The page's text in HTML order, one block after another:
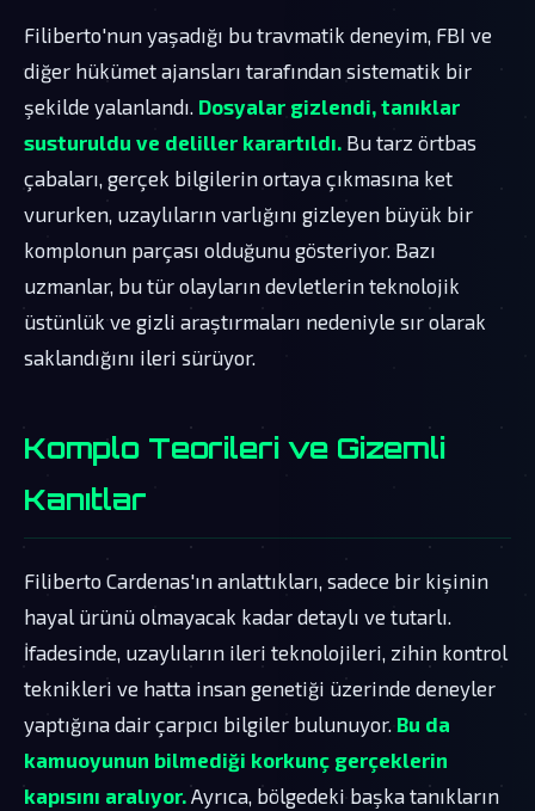
Filiberto'nun yaşadığı bu travmatik deneyim, FBI ve
diğer hükümet ajansları tarafından sistematik bir
şekilde yalanlandı. Dosyalar gizlendi, tanıklar
susturuldu ve deliller karartıldı. Bu tarz örtbas
çabaları, gerçek bilgilerin ortaya çıkmasına ket
vururken, uzaylıların varlığını gizleyen büyük bir
komplonun parçası olduğunu gösteriyor. Bazı
uzmanlar, bu tür olayların devletlerin teknolojik
üstünlük ve gizli araştırmaları nedeniyle sır olarak
saklandığını ileri sürüyor.
Komplo Teorileri ve Gizemli
Kanıtlar
Filiberto Cardenas'ın anlattıkları, sadece bir kişinin
hayal ürünü olmayacak kadar detaylı ve tutarlı.
İfadesinde, uzaylıların ileri teknolojileri, zihin kontrol
teknikleri ve hatta insan genetiği üzerinde deneyler
yaptığına dair çarpıcı bilgiler bulunuyor. Bu da
kamuoyunun bilmediği korkunç gerçeklerin
kapısını aralıyor. Ayrıca, bölgedeki başka tanıkların